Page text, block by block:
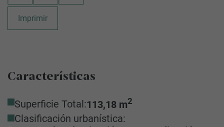
Imprimir
Características
Superficie Total:113,18 m2
Clasificación urbanística: